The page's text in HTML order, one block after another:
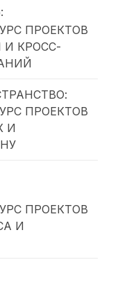
ПРОЕКТОВ
И КРОСС-
ПРОЕКТОВ
И
ПРОЕКТОВ
И